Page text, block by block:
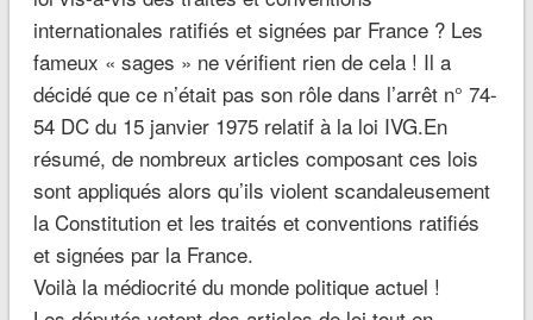
internationales ratifiés et signées par France ? Les
fameux « sages » ne vérifient rien de cela ! Il a
décidé que ce n’était pas son rôle dans l’arrêt n° 74-
54 DC du 15 janvier 1975 relatif à la loi IVG.En
résumé, de nombreux articles composant ces lois
sont appliqués alors qu’ils violent scandaleusement
la Constitution et les traités et conventions ratifiés
et signées par la France.
Voilà la médiocrité du monde politique actuel !